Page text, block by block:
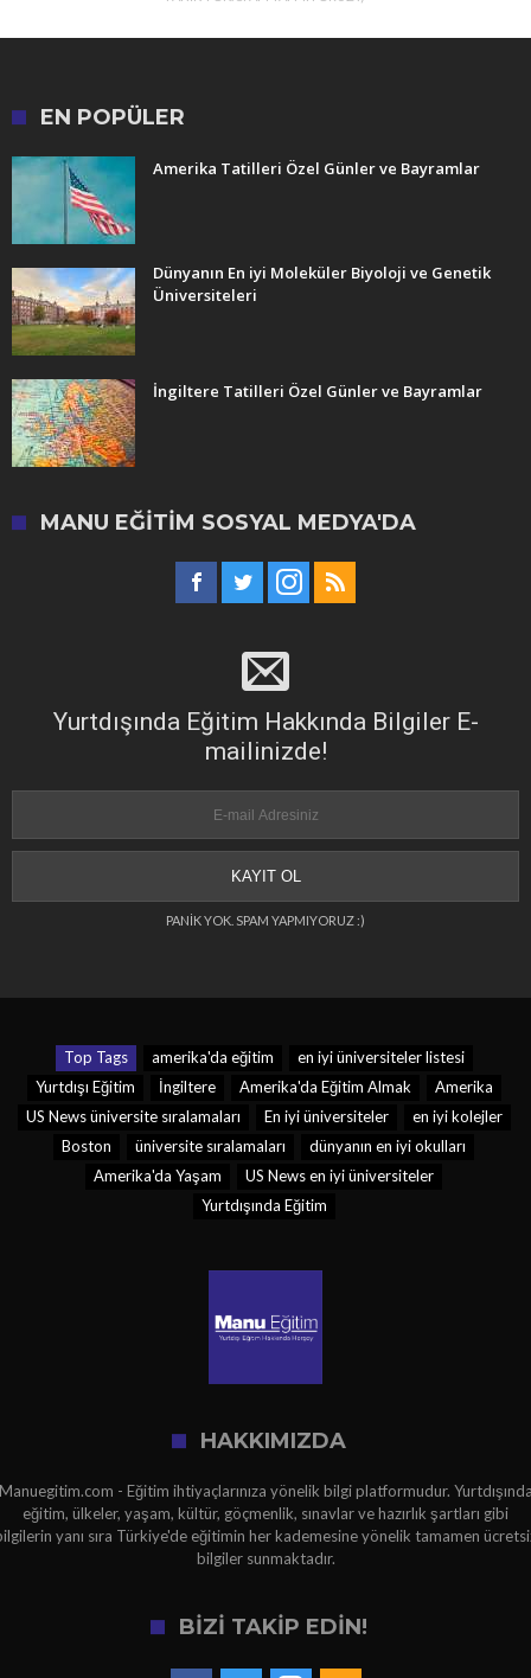
EN POPÜLER
Amerika Tatilleri Özel Günler ve Bayramlar
Dünyanın En iyi Moleküler Biyoloji ve Genetik
Üniversiteleri
İngiltere Tatilleri Özel Günler ve Bayramlar
MANU EĞITIM SOSYAL MEDYA'DA
Yurtdışında Eğitim Hakkında Bilgiler E-
mailinizde!
PANİK YOK. SPAM YAPMIYORUZ :)
Top Tags amerika'da eğitim
en iyi üniversiteler listesi
Yurtdışı Eğitim
İngiltere Amerika'da Eğitim Almak
Amerika
US News üniversite sıralamaları
En iyi üniversiteler
en iyi kolejler
Boston
üniversite sıralamaları
dünyanın en iyi okulları
Amerika'da Yaşam
US News en iyi üniversiteler
Yurtdışında Eğitim
HAKKIMIZDA
- Eğitim ihtiyaçlarınıza yönelik bilgi platformudur.
eğitim, ülkeler, yaşam, kültür, göçmenlik, sınavlar ve hazırlık şartları gibi
yanı sıra Türkiye'de eğitimin her kademesine yönelik tamamen
bilgiler sunmaktadır.
BİZİ TAKİP EDİN!